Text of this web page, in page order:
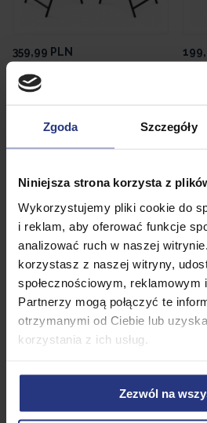
Zgoda Szczegóły
Niniejsza strona korzysta z
Wykorzystujemy pliki cookie do
i reklam, aby oferować funkcje
analizować ruch w naszej
korzystasz z naszej witryny,
społecznościowym, reklamowym
Partnerzy mogą połączyć te
otrzymanymi od Ciebie lub
korzystania z ich usług.
Zezwól na
359,99 PLN
Zestaw ogrodowy Risari 4
osobowy Komplet krzeseł +
• Dostępny
Promocja
1 999,99 PLN
Najniższa cena z 30 dni przed
Zestaw Mebli ogrodowych